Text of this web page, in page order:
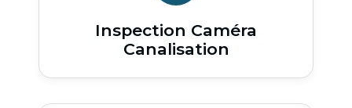
Inspection Caméra
Canalisation